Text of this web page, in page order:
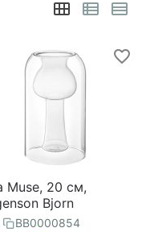
Muse, 20 см,
Bjorn
BB0000854